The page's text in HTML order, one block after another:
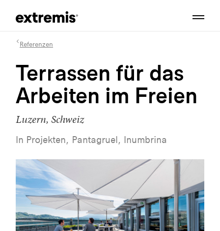
Referenzen
Terrassen für das
Arbeiten im Freien
Luzern, Schweiz
In Projekten, Pantagruel, Inumbrina